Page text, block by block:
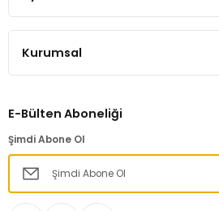
Kurumsal
E-Bülten Aboneliği
Şimdi Abone Ol